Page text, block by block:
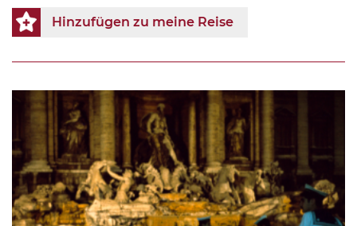
Hinzufügen zu meine Reise